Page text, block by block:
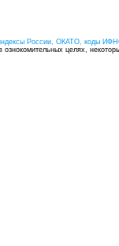
России, ОКАТО, коды
целях,